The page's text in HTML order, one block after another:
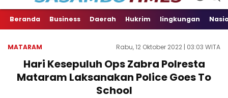
Beranda Business Daerah Hukrim lingkungan
MATARAM Rabu, 12 Oktober 2022 | 03:03 WITA
Hari Kesepuluh Ops Zabra Polresta
Mataram Laksanakan Police Goes To
School